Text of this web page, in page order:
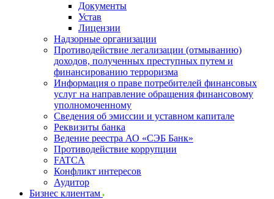
Документы
Устав
Лицензии
Надзорные организации
Противодействие легализации (отмыванию)
доходов, полученных преступных путем и
финансированию терроризма
Информация о праве потребителей финансовых
услуг на направление обращения финансовому
уполномоченному
Сведения об эмиссии и уставном капитале
Реквизиты банка
Ведение реестра АО «СЭБ Банк»
Противодействие коррупции
FATCA
Конфликт интересов
Аудитор
Бизнес клиентам